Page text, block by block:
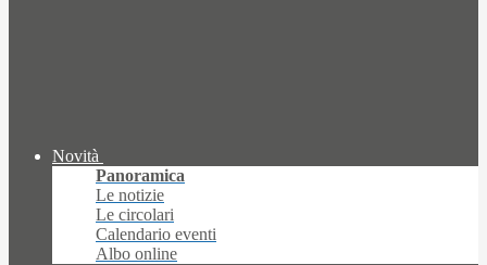
Novità
Panoramica
Le notizie
Le circolari
Calendario eventi
Albo online